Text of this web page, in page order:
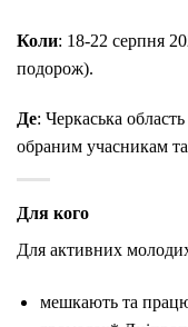
Коли: 18-22 серпня
подорож).
Де: Черкаська
обраним учасникам
Для кого
Для активних
мешкають та